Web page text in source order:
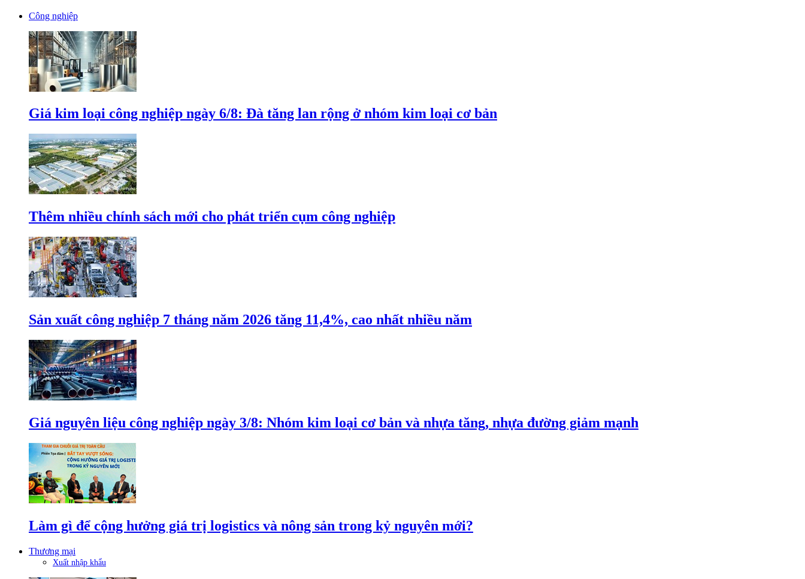
Công nghiệp
Giá kim loại công nghiệp ngày 6/8: Đà tăng lan rộng ở nhóm kim loại cơ bản
Thêm nhiều chính sách mới cho phát triển cụm công nghiệp
Sản xuất công nghiệp 7 tháng năm 2026 tăng 11,4%, cao nhất nhiều năm
Giá nguyên liệu công nghiệp ngày 3/8: Nhóm kim loại cơ bản và nhựa tăng, nhựa đường giảm mạnh
Làm gì để cộng hưởng giá trị logistics và nông sản trong kỷ nguyên mới?
Thương mại
Xuất nhập khẩu